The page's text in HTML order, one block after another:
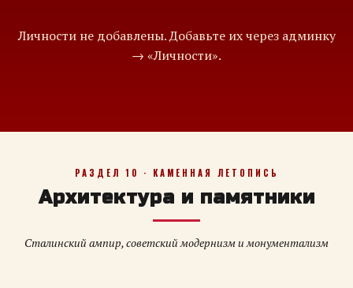
Личности не добавлены. Добавьте их через админку
→ «Личности».
РАЗДЕЛ 10 · КАМЕННАЯ ЛЕТОПИСЬ
Архитектура и памятники
Сталинский ампир, советский модернизм и монументализм